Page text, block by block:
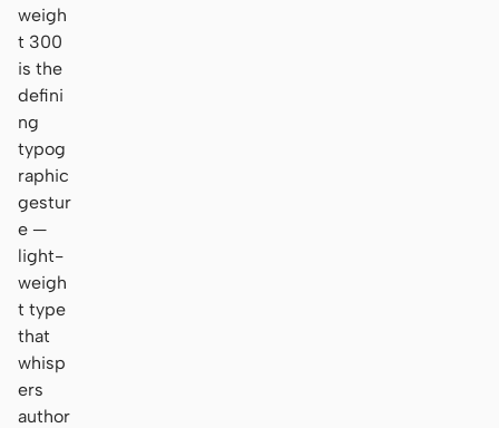
weigh
t 300
is the
defini
ng
typog
raphic
gestur
e —
light-
weigh
t type
that
whisp
ers
author